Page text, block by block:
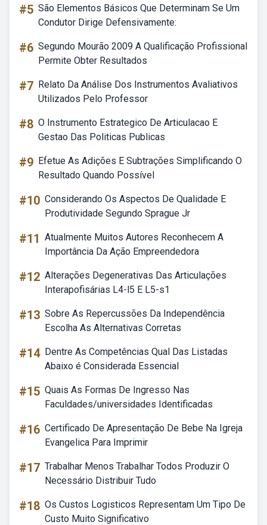
#5 São Elementos Básicos Que Determinam Se Um
Condutor Dirige Defensivamente:
#6 Segundo Mourão 2009 A Qualificação Profissional
Permite Obter Resultados
#7 Relato Da Análise Dos Instrumentos Avaliativos
Utilizados Pelo Professor
#8 O Instrumento Estrategico De Articulacao E
Gestao Das Politicas Publicas
#9 Efetue As Adições E Subtrações Simplificando O
Resultado Quando Possível
#10 Considerando Os Aspectos De Qualidade E
Produtividade Segundo Sprague Jr
#11 Atualmente Muitos Autores Reconhecem A
Importância Da Ação Empreendedora
#12 Alterações Degenerativas Das Articulações
Interapofisárias L4-l5 E L5-s1
#13 Sobre As Repercussões Da Independência
Escolha As Alternativas Corretas
#14 Dentre As Competências Qual Das Listadas
Abaixo é Considerada Essencial
#15 Quais As Formas De Ingresso Nas
Faculdades/universidades Identificadas
#16 Certificado De Apresentação De Bebe Na Igreja
Evangelica Para Imprimir
#17 Trabalhar Menos Trabalhar Todos Produzir O
Necessário Distribuir Tudo
#18 Os Custos Logisticos Representam Um Tipo De
Custo Muito Significativo